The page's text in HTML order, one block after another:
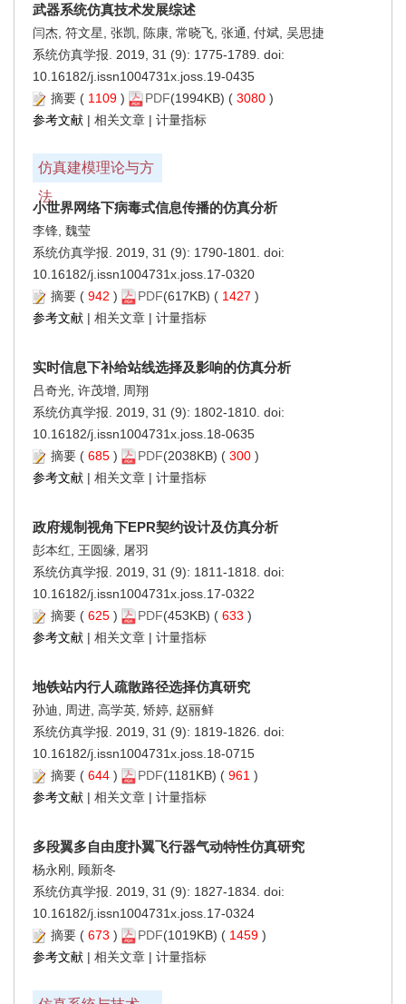
武器系统仿真技术发展综述
闫杰, 符文星, 张凯, 陈康, 常晓飞, 张通, 付斌, 吴思捷
系统仿真学报. 2019, 31 (9): 1775-1789. doi:
10.16182/j.issn1004731x.joss.19-0435
摘要 ( 1109 ) PDF(1994KB) ( 3080 )
参考文献 | 相关文章 | 计量指标
仿真建模理论与方
法
小世界网络下病毒式信息传播的仿真分析
李锋, 魏莹
系统仿真学报. 2019, 31 (9): 1790-1801. doi:
10.16182/j.issn1004731x.joss.17-0320
摘要 ( 942 ) PDF(617KB) ( 1427 )
参考文献 | 相关文章 | 计量指标
实时信息下补给站线选择及影响的仿真分析
吕奇光, 许茂增, 周翔
系统仿真学报. 2019, 31 (9): 1802-1810. doi:
10.16182/j.issn1004731x.joss.18-0635
摘要 ( 685 ) PDF(2038KB) ( 300 )
参考文献 | 相关文章 | 计量指标
政府规制视角下EPR契约设计及仿真分析
彭本红, 王圆缘, 屠羽
系统仿真学报. 2019, 31 (9): 1811-1818. doi:
10.16182/j.issn1004731x.joss.17-0322
摘要 ( 625 ) PDF(453KB) ( 633 )
参考文献 | 相关文章 | 计量指标
地铁站内行人疏散路径选择仿真研究
孙迪, 周进, 高学英, 矫婷, 赵丽鲜
系统仿真学报. 2019, 31 (9): 1819-1826. doi:
10.16182/j.issn1004731x.joss.18-0715
摘要 ( 644 ) PDF(1181KB) ( 961 )
参考文献 | 相关文章 | 计量指标
多段翼多自由度扑翼飞行器气动特性仿真研究
杨永刚, 顾新冬
系统仿真学报. 2019, 31 (9): 1827-1834. doi:
10.16182/j.issn1004731x.joss.17-0324
摘要 ( 673 ) PDF(1019KB) ( 1459 )
参考文献 | 相关文章 | 计量指标